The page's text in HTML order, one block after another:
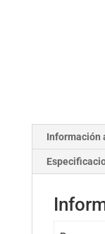
Información